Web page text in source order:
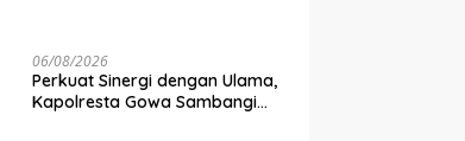
06/08/2026
Perkuat Sinergi dengan Ulama,
Kapolresta Gowa Sambangi